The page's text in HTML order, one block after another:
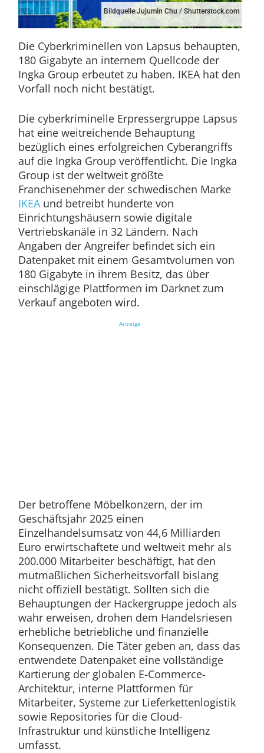
Bildquelle:Jujumin Chu / Shutterstock.com
Die Cyberkriminellen von Lapsus behaupten,
180 Gigabyte an internem Quellcode der
Ingka Group erbeutet zu haben. IKEA hat den
Vorfall noch nicht bestätigt.
Die cyberkriminelle Erpressergruppe Lapsus
hat eine weitreichende Behauptung
bezüglich eines erfolgreichen Cyberangriffs
auf die Ingka Group veröffentlicht. Die Ingka
Group ist der weltweit größte
Franchisenehmer der schwedischen Marke
IKEAund betreibt hunderte von
Einrichtungshäusern sowie digitale
Vertriebskanäle in 32 Ländern. Nach
Angaben der Angreifer befindet sich ein
Datenpaket mit einem Gesamtvolumen von
180 Gigabyte in ihrem Besitz, das über
einschlägige Plattformen im Darknet zum
Verkauf angeboten wird.
Anzeige
Der betroffene Möbelkonzern, der im
Geschäftsjahr 2025 einen
Einzelhandelsumsatz von 44,6 Milliarden
Euro erwirtschaftete und weltweit mehr als
200.000 Mitarbeiter beschäftigt, hat den
mutmaßlichen Sicherheitsvorfall bislang
nicht offiziell bestätigt. Sollten sich die
Behauptungen der Hackergruppe jedoch als
wahr erweisen, drohen dem Handelsriesen
erhebliche betriebliche und finanzielle
Konsequenzen. Die Täter geben an, dass das
entwendete Datenpaket eine vollständige
Kartierung der globalen E-Commerce-
Architektur, interne Plattformen für
Mitarbeiter, Systeme zur Lieferkettenlogistik
sowie Repositories für die Cloud-
Infrastruktur und künstliche Intelligenz
umfasst.